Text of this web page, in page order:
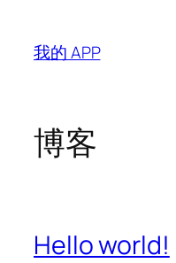
我的 APP
博客
Hello world!